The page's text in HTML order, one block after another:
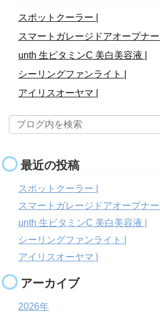
スポットクーラー |
スマートガレージドアオープナー |
unth 生ビタミンC 美白美容液 |
シーリングファンライト |
アイリスオーヤマ |
最近の投稿
スポットクーラー |
スマートガレージドアオープナー |
unth 生ビタミンC 美白美容液 |
シーリングファンライト |
アイリスオーヤマ |
アーカイブ
2026年